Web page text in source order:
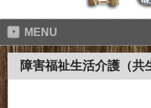
MENU
障害福祉生活介護（共